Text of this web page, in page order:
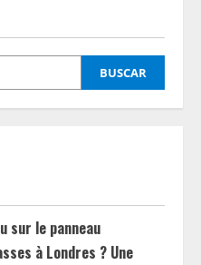
BUSCAR
sur le panneau
à Londres ? Une